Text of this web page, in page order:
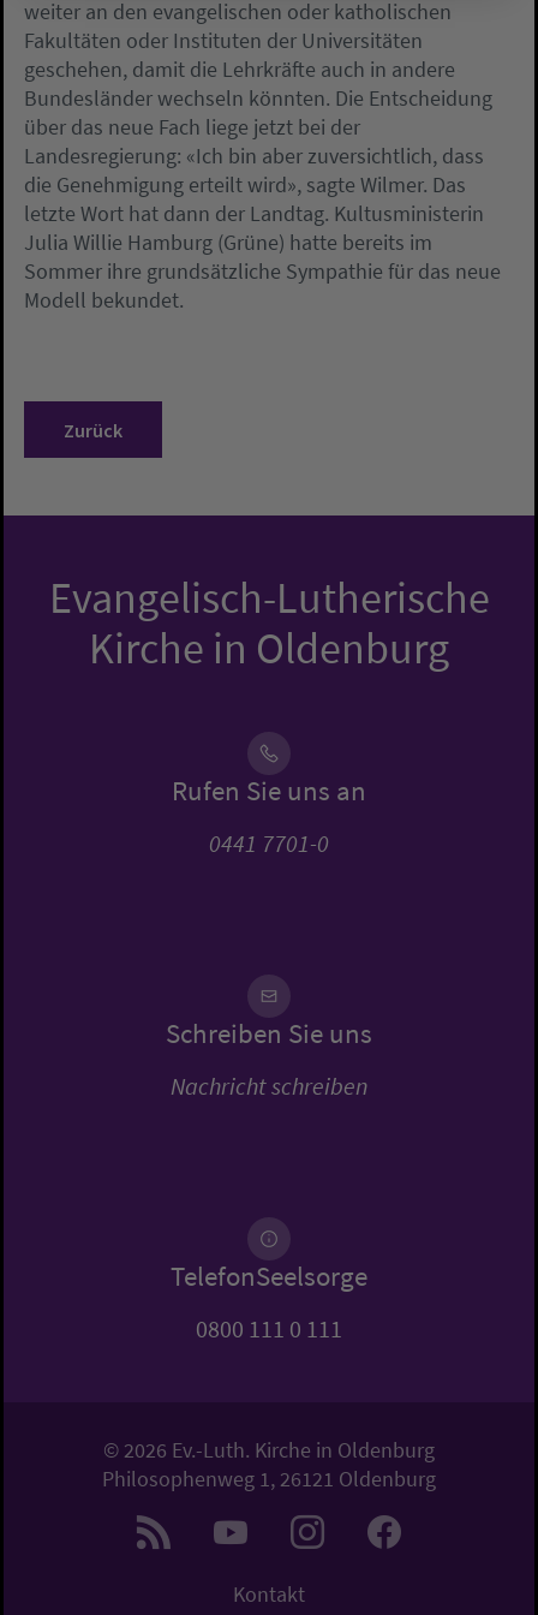
weiter an den evangelischen oder katholischen
Fakultäten oder Instituten der Universitäten
geschehen, damit die Lehrkräfte auch in andere
Bundesländer wechseln könnten. Die Entscheidung
über das neue Fach liege jetzt bei der
Landesregierung: «Ich bin aber zuversichtlich, dass
die Genehmigung erteilt wird», sagte Wilmer. Das
letzte Wort hat dann der Landtag. Kultusministerin
Julia Willie Hamburg (Grüne) hatte bereits im
Sommer ihre grundsätzliche Sympathie für das neue
Modell bekundet.
Zurück
Evangelisch-Lutherische
Kirche in Oldenburg
Rufen Sie uns an
0441 7701-0
Schreiben Sie uns
Nachricht schreiben
TelefonSeelsorge
0800 111 0 111
© 2026 Ev.-Luth. Kirche in Oldenburg
Philosophenweg 1, 26121 Oldenburg
Kontakt